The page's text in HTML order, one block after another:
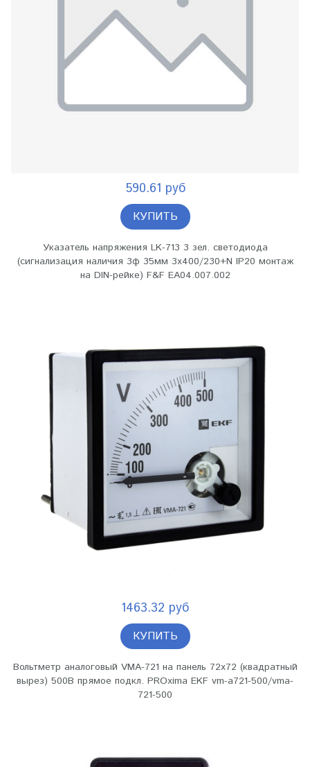
590.61 руб
КУПИТЬ
Указатель напряжения LK-713 3 зел. светодиода
(сигнализация наличия 3ф 35мм 3х400/230+N IP20 монтаж
на DIN-рейке) F&F EA04.007.002
1463.32 руб
КУПИТЬ
Вольтметр аналоговый VMA-721 на панель 72х72 (квадратный
вырез) 500В прямое подкл. PROxima EKF vm-a721-500/vma-
721-500